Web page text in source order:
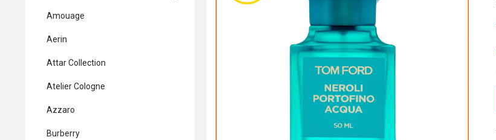
Amouage
Aerin
Attar Collection
Atelier Cologne
Azzaro
Burberry